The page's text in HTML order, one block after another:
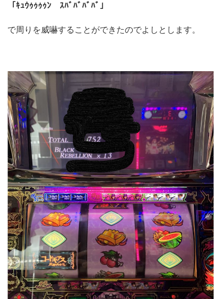
「ｷｭｳｩｩｩｩﾝ ｽﾊﾞﾊﾞﾊﾞﾊﾞ」
で周りを威嚇することができたのでよしとします。